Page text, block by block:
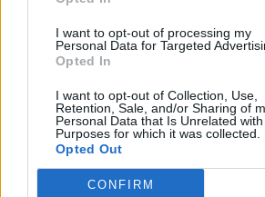
I want to opt-out of processing my
Personal Data for Targeted
Opted In
I want to opt-out of Collection, Use,
Retention, Sale, and/or Sharing of
Personal Data that Is Unrelated
Purposes for which it was collected.
Opted Out
CONFIRM
AstraZeneca: Νέος πρόεδρος και
και Κύπρο ο Σταύρος Ντογιάκος